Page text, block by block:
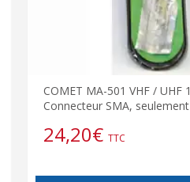
COMET MA-501 VHF / UHF
Connecteur SMA,
24,20€ TTC